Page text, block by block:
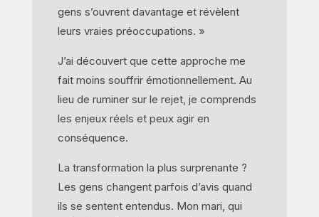
gens s’ouvrent davantage et révèlent
leurs vraies préoccupations. »
J’ai découvert que cette approche me
fait moins souffrir émotionnellement. Au
lieu de ruminer sur le rejet, je comprends
les enjeux réels et peux agir en
conséquence.
La transformation la plus surprenante ?
Les gens changent parfois d’avis quand
ils se sentent entendus. Mon mari, qui